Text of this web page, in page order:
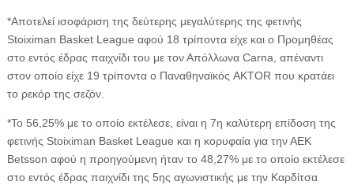
*Αποτελεί ισοφάριση της δεύτερης μεγαλύτερης της φετινής
Stoiximan Basket League αφού 18 τρίποντα είχε και ο Προμηθέας
στο εντός έδρας παιχνίδι του με τον Απόλλωνα Carna, απέναντι
στον οποίο είχε 19 τρίποντα ο Παναθηναϊκός AKTOR που κρατάει
το ρεκόρ της σεζόν.
*Το 56,25% με το οποίο εκτέλεσε, είναι η 7η καλύτερη επίδοση της
φετινής Stoiximan Basket League και η κορυφαία για την ΑΕΚ
Betsson αφού η προηγούμενη ήταν το 48,27% με το οποίο εκτέλεσε
στο εντός έδρας παιχνίδι της 5ης αγωνιστικής με την Καρδίτσα